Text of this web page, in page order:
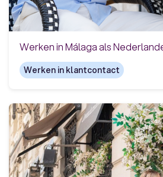
Werken in Málaga als
Werken in klantcontact